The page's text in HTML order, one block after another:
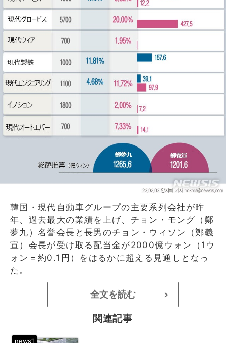
韓国・現代自動車グループの主要系列会社が昨
年、過去最大の業績を上げ、チョン・モング（鄭
夢九）名誉会長と長男のチョン・ウィソン（鄭義
宣）会長が受け取る配当金が2000億ウォン（1ウ
ォン＝約0.1円）をはるかに超える見通しとなっ
た。
全文を読む >
関連記事